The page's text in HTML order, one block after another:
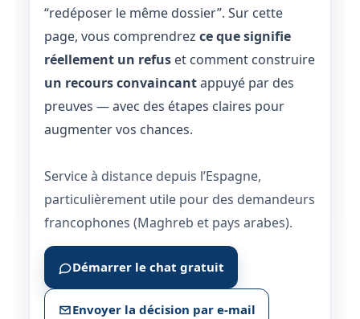
“redéposer le même dossier”. Sur cette
page, vous comprendrez ce que signifie
réellement un refus et comment construire
un recours convaincantappuyé par des
preuves — avec des étapes claires pour
augmenter vos chances.
Service à distance depuis l’Espagne,
particulièrement utile pour des demandeurs
francophones (Maghreb et pays arabes).
Démarrer le chat gratuit
Envoyer la décision par e-mail